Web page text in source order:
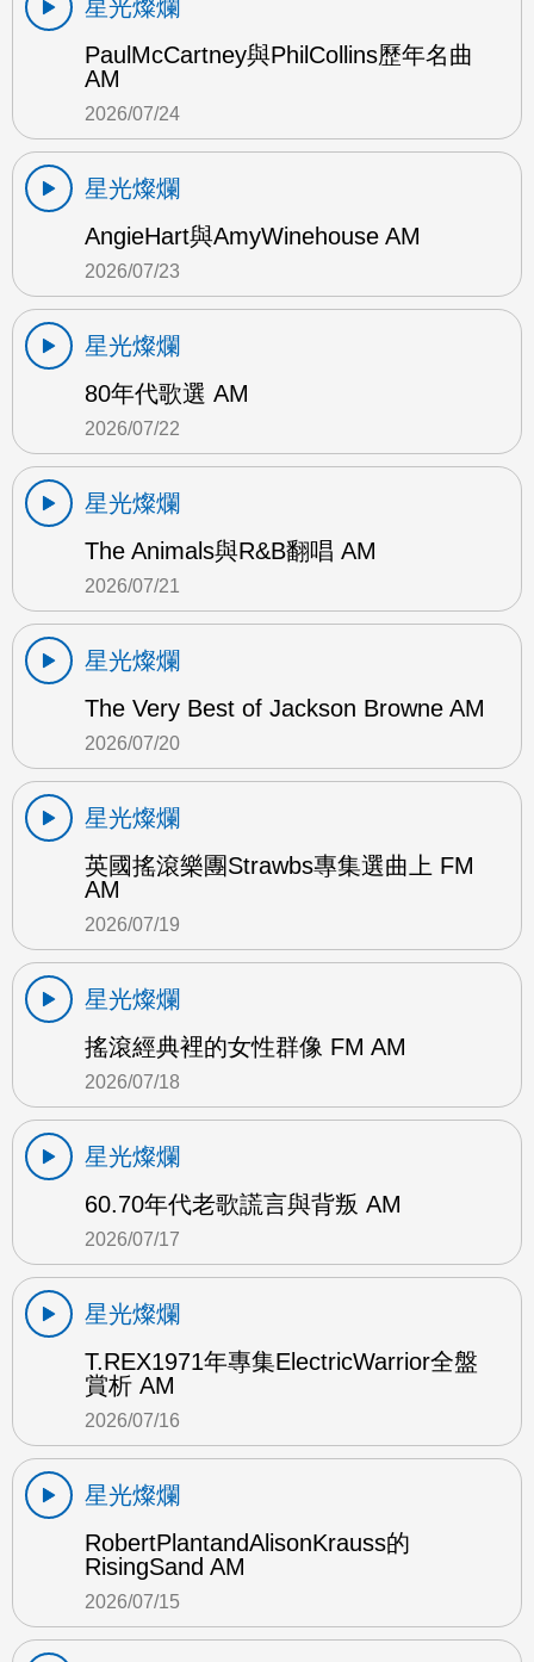
星光燦爛
PaulMcCartney與PhilCollins歷年名曲
AM
2026/07/24
星光燦爛
AngieHart與AmyWinehouse AM
2026/07/23
星光燦爛
80年代歌選 AM
2026/07/22
星光燦爛
The Animals與R&B翻唱 AM
2026/07/21
星光燦爛
The Very Best of Jackson Browne AM
2026/07/20
星光燦爛
英國搖滾樂團Strawbs專集選曲上 FM
AM
2026/07/19
星光燦爛
搖滾經典裡的女性群像 FM AM
2026/07/18
星光燦爛
60.70年代老歌謊言與背叛 AM
2026/07/17
星光燦爛
T.REX1971年專集ElectricWarrior全盤
賞析 AM
2026/07/16
星光燦爛
RobertPlantandAlisonKrauss的
RisingSand AM
2026/07/15